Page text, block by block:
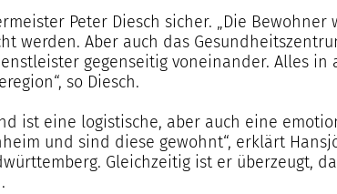
Peter Diesch sicher. „Die Bewohner
werden. Aber auch das
gegenseitig voneinander. Alles
so Diesch.
ist eine logistische, aber auch eine
und sind diese gewohnt“, erklärt
Gleichzeitig ist er überzeugt,